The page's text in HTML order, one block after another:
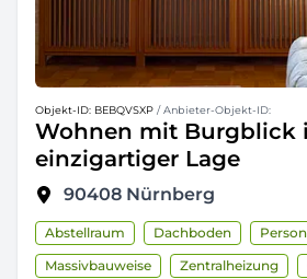
Objekt-ID: BEBQVSXP / Anbieter-Objekt-ID:
Wohnen mit Burgblick
einzigartiger Lage
90408 Nürnberg
Abstellraum Dachboden
Massivbauweise
Zentralheizung